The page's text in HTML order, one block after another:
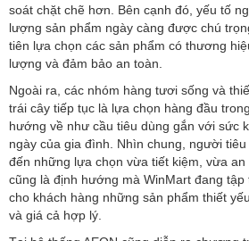
soát chặt chẽ hơn. Bên cạnh đó, yếu tố
lượng sản phẩm ngày càng được chú
tiên lựa chọn các sản phẩm có thương
lượng và đảm bảo an toàn.
Ngoài ra, các nhóm hàng tươi sống và
trái cây tiếp tục là lựa chọn hàng đầu
hướng về như cầu tiêu dùng gắn với sức
ngày của gia đình. Nhìn chung, người
đến những lựa chọn vừa tiết kiệm, vừa
cũng là định hướng mà WinMart đang
cho khách hàng những sản phẩm thiết
và giá cả hợp lý.